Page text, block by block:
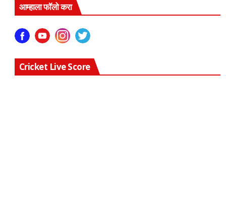
आम्हाला फॉलो करा
Cricket Live Score